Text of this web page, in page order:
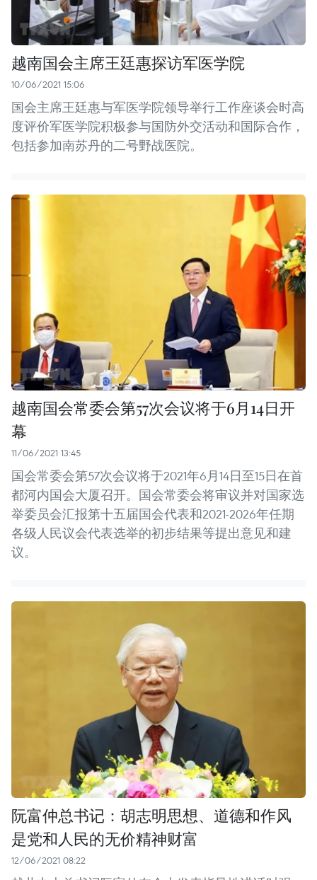
越南国会主席王廷惠探访军医学院
10/06/2021 15:06
国会主席王廷惠与军医学院领导举行工作座谈会时高
度评价军医学院积极参与国防外交活动和国际合作，
包括参加南苏丹的二号野战医院。
越南国会常委会第57次会议将于6月14日开
幕
11/06/2021 13:45
国会常委会第57次会议将于2021年6月14日至15日在首
都河内国会大厦召开。国会常委会将审议并对国家选
举委员会汇报第十五届国会代表和2021-2026年任期
各级人民议会代表选举的初步结果等提出意见和建
议。
阮富仲总书记：胡志明思想、道德和作风
是党和人民的无价精神财富
12/06/2021 08:22